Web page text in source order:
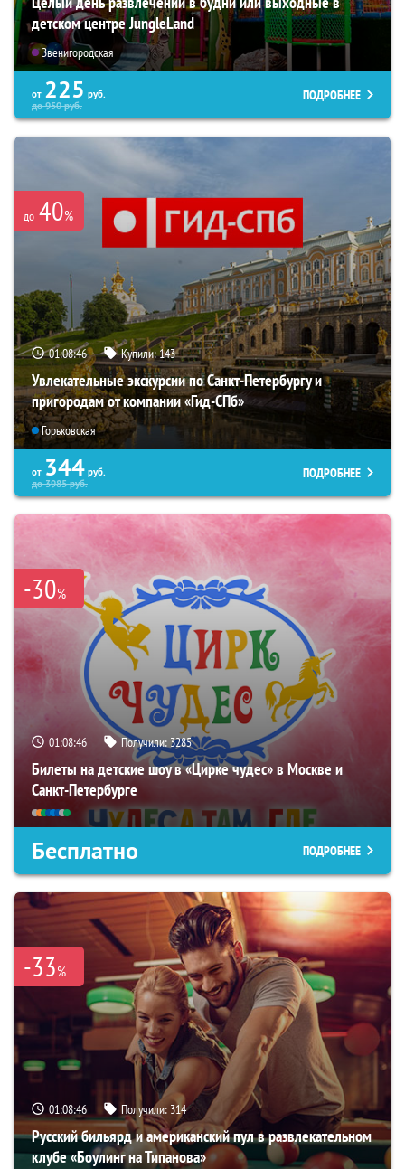
детском центре JungleLand
Звенигородская
от 225 руб.
до950руб.
ПОДРОБНЕЕ
до 40%
01:08:44 Купили:143
Увлекательные экскурсии по Санкт-Петербургу и
пригородам от компании «Гид-СПб»
Горьковская
от 344 руб.
до3985руб.
ПОДРОБНЕЕ
-30%
01:08:44 Получили: 3285
Билеты на детские шоу в «Цирке чудес» в Москве и
Санкт-Петербурге
Бесплатно ПОДРОБНЕЕ
-33%
01:08:44 Получили: 314
Русский бильярд и американский пул в развлекательном
клубе «Боулинг на Типанова»